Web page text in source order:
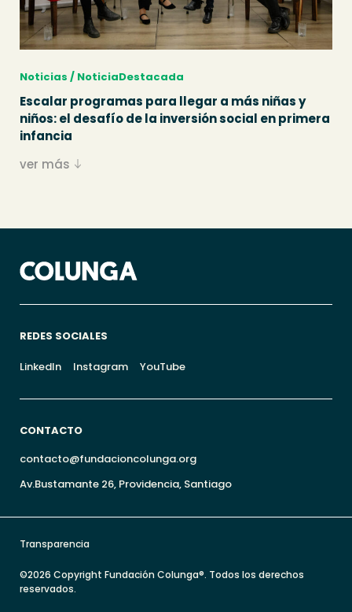
Noticias / NoticiaDestacada
Escalar programas para llegar a más niñas y
niños: el desafío de la inversión social en primera
infancia
ver más
REDES SOCIALES
LinkedIn Instagram YouTube
CONTACTO
contacto@fundacioncolunga.org
Av.Bustamante 26, Providencia, Santiago
Transparencia
©2026 Copyright Fundación Colunga®. Todos los derechos
reservados.